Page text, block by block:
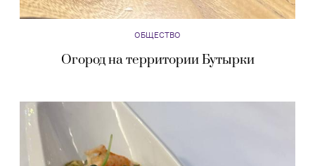
ОБЩЕСТВО
Огород на территории Бутырки